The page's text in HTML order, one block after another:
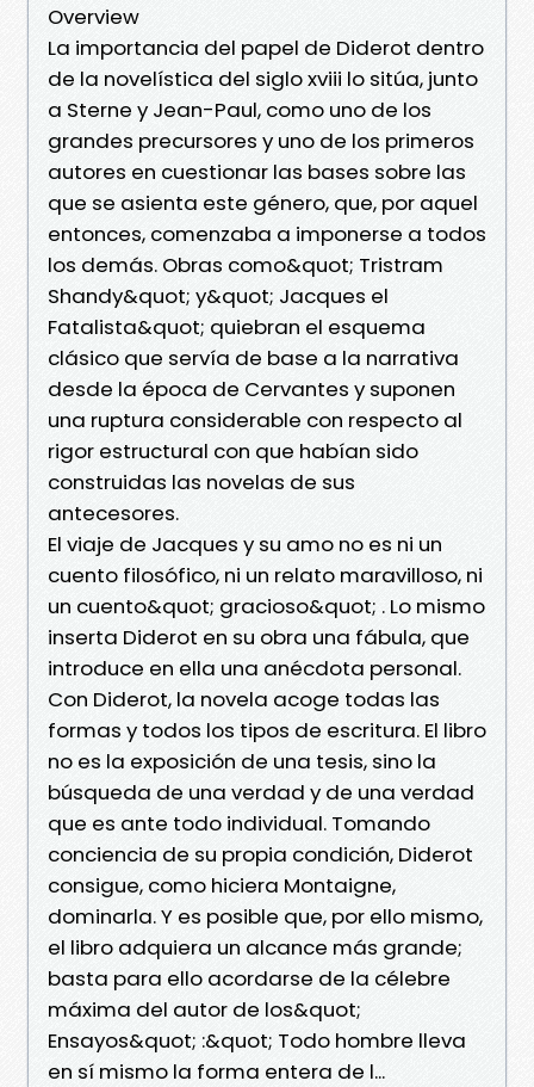
Overview
La importancia del papel de Diderot dentro
de la novelística del siglo xviii lo sitúa, junto
a Sterne y Jean-Paul, como uno de los
grandes precursores y uno de los primeros
autores en cuestionar las bases sobre las
que se asienta este género, que, por aquel
entonces, comenzaba a imponerse a todos
los demás. Obras como&quot; Tristram
Shandy&quot; y&quot; Jacques el
Fatalista&quot; quiebran el esquema
clásico que servía de base a la narrativa
desde la época de Cervantes y suponen
una ruptura considerable con respecto al
rigor estructural con que habían sido
construidas las novelas de sus
antecesores.
El viaje de Jacques y su amo no es ni un
cuento filosófico, ni un relato maravilloso, ni
un cuento&quot; gracioso&quot; . Lo mismo
inserta Diderot en su obra una fábula, que
introduce en ella una anécdota personal.
Con Diderot, la novela acoge todas las
formas y todos los tipos de escritura. El libro
no es la exposición de una tesis, sino la
búsqueda de una verdad y de una verdad
que es ante todo individual. Tomando
conciencia de su propia condición, Diderot
consigue, como hiciera Montaigne,
dominarla. Y es posible que, por ello mismo,
el libro adquiera un alcance más grande;
basta para ello acordarse de la célebre
máxima del autor de los&quot;
Ensayos&quot; :&quot; Todo hombre lleva
en sí mismo la forma entera de l...